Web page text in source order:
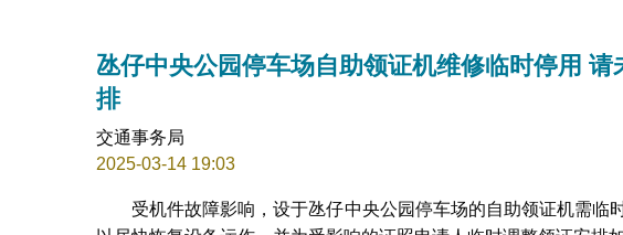
氹仔中央公园停车场自助领证机维修临时停用
排
交通事务局
2025-03-14 19:03
受机件故障影响，设于氹仔中央公园停车场的自助领证机需临